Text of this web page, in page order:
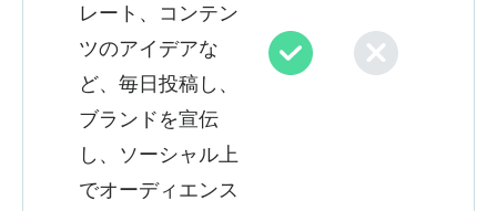
レート、コンテン
ツのアイデアな
ど、毎日投稿し、
ブランドを宣伝
し、ソーシャル上
でオーディエンス